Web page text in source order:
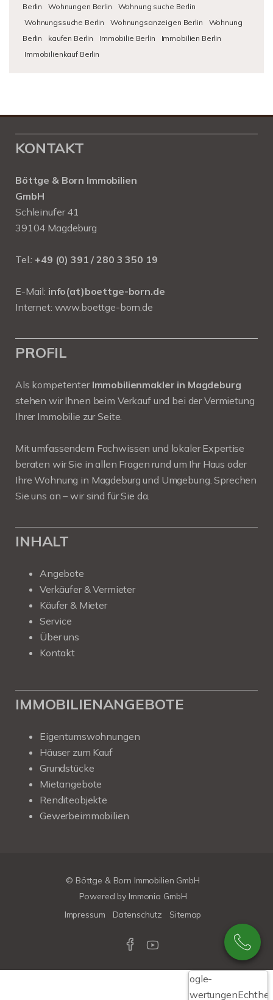
Berlin
Wohnungen Berlin
Wohnung suche Berlin
Wohnungssuche Berlin
Wohnungsanzeigen Berlin
Wohnung
Berlin
kaufen Berlin Immobilie Berlin
Immobilien Berlin
Immobilienkauf Berlin
KONTAKT
Böttge & Born Immobilien
GmbH
Schleinufer 41
39104 Magdeburg
Tel.: +49 (0) 391 / 280 3 350 19
E-Mail: info(at)boettge-born.de
Internet: www.boettge-born.de
PROFIL
Als kompetenter Immobilienmakler in Magdeburg
stehen wir Ihnen beim Verkauf und bei der Vermietung
Ihrer Immobilie zur Seite.
Mit umfassendem Fachwissen und lokaler Expertise
beraten wir Sie in allen Fragen rund um Ihr Haus oder
Ihre Wohnung in Magdeburg und Umgebung. Sprechen
Sie uns an – wir sind für Sie da.
INHALT
Angebote
Verkäufer & Vermieter
Käufer & Mieter
Service
Über uns
Kontakt
IMMOBILIENANGEBOTE
Eigentumswohnungen
Häuser zum Kauf
Grundstücke
Mietangebote
Renditeobjekte
Gewerbeimmobilien
© Böttge & Born Immobilien GmbH
Powered by Immonia GmbH
Impressum
Datenschutz Sitemap
Google-
Bewertungen